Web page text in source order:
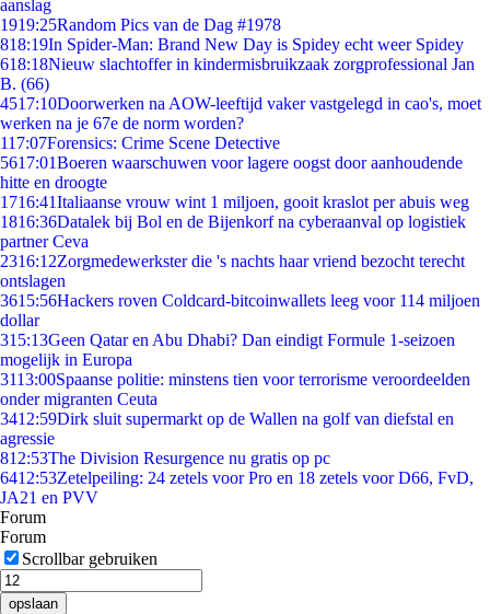
aanslag
1919:25Random Pics van de Dag #1978
818:19In Spider-Man: Brand New Day is Spidey echt weer Spidey
618:18Nieuw slachtoffer in kindermisbruikzaak zorgprofessional Jan
B. (66)
4517:10Doorwerken na AOW-leeftijd vaker vastgelegd in cao's, moet
werken na je 67e de norm worden?
117:07Forensics: Crime Scene Detective
5617:01Boeren waarschuwen voor lagere oogst door aanhoudende
hitte en droogte
1716:41Italiaanse vrouw wint 1 miljoen, gooit kraslot per abuis weg
1816:36Datalek bij Bol en de Bijenkorf na cyberaanval op logistiek
partner Ceva
2316:12Zorgmedewerkster die 's nachts haar vriend bezocht terecht
ontslagen
3615:56Hackers roven Coldcard-bitcoinwallets leeg voor 114 miljoen
dollar
315:13Geen Qatar en Abu Dhabi? Dan eindigt Formule 1-seizoen
mogelijk in Europa
3113:00Spaanse politie: minstens tien voor terrorisme veroordeelden
onder migranten Ceuta
3412:59Dirk sluit supermarkt op de Wallen na golf van diefstal en
agressie
812:53The Division Resurgence nu gratis op pc
6412:53Zetelpeiling: 24 zetels voor Pro en 18 zetels voor D66, FvD,
JA21 en PVV
Forum
Forum
Scrollbar gebruiken
opslaan